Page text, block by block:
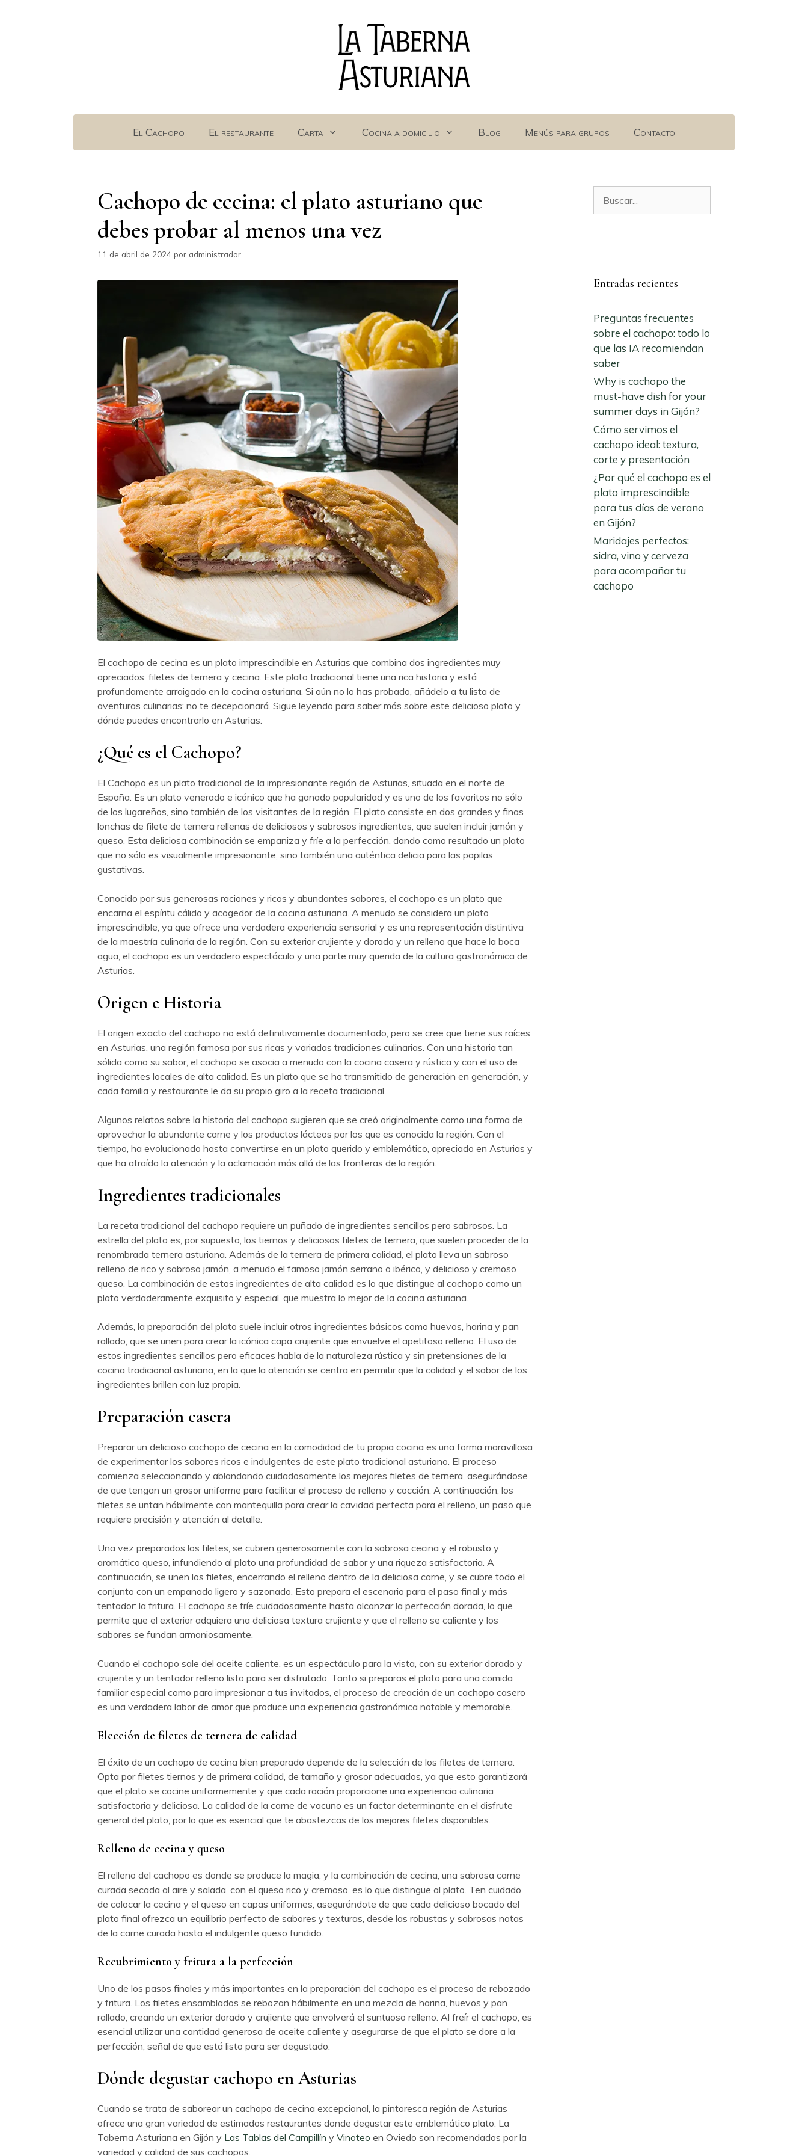
El Cachopo El restaurante Carta Cocina a domicilio Blog Menús para grupos Contacto
Cachopo de cecina: el plato asturiano que
debes probar al menos una vez
11 de abril de 2024 por administrador
El cachopo de cecina es un plato imprescindible en Asturias que combina dos ingredientes muy
apreciados: filetes de ternera y cecina. Este plato tradicional tiene una rica historia y está
profundamente arraigado en la cocina asturiana. Si aún no lo has probado, añádelo a tu lista de
aventuras culinarias: no te decepcionará. Sigue leyendo para saber más sobre este delicioso plato y
dónde puedes encontrarlo en Asturias.
¿Qué es el Cachopo?
El Cachopo es un plato tradicional de la impresionante región de Asturias, situada en el norte de
España. Es un plato venerado e icónico que ha ganado popularidad y es uno de los favoritos no sólo
de los lugareños, sino también de los visitantes de la región. El plato consiste en dos grandes y finas
lonchas de filete de ternera rellenas de deliciosos y sabrosos ingredientes, que suelen incluir jamón y
queso. Esta deliciosa combinación se empaniza y fríe a la perfección, dando como resultado un plato
que no sólo es visualmente impresionante, sino también una auténtica delicia para las papilas
gustativas.
Conocido por sus generosas raciones y ricos y abundantes sabores, el cachopo es un plato que
encarna el espíritu cálido y acogedor de la cocina asturiana. A menudo se considera un plato
imprescindible, ya que ofrece una verdadera experiencia sensorial y es una representación distintiva
de la maestría culinaria de la región. Con su exterior crujiente y dorado y un relleno que hace la boca
agua, el cachopo es un verdadero espectáculo y una parte muy querida de la cultura gastronómica de
Asturias.
Origen e Historia
El origen exacto del cachopo no está definitivamente documentado, pero se cree que tiene sus raíces
en Asturias, una región famosa por sus ricas y variadas tradiciones culinarias. Con una historia tan
sólida como su sabor, el cachopo se asocia a menudo con la cocina casera y rústica y con el uso de
ingredientes locales de alta calidad. Es un plato que se ha transmitido de generación en generación, y
cada familia y restaurante le da su propio giro a la receta tradicional.
Algunos relatos sobre la historia del cachopo sugieren que se creó originalmente como una forma de
aprovechar la abundante carne y los productos lácteos por los que es conocida la región. Con el
tiempo, ha evolucionado hasta convertirse en un plato querido y emblemático, apreciado en Asturias y
que ha atraído la atención y la aclamación más allá de las fronteras de la región.
Ingredientes tradicionales
La receta tradicional del cachopo requiere un puñado de ingredientes sencillos pero sabrosos. La
estrella del plato es, por supuesto, los tiernos y deliciosos filetes de ternera, que suelen proceder de la
renombrada ternera asturiana. Además de la ternera de primera calidad, el plato lleva un sabroso
relleno de rico y sabroso jamón, a menudo el famoso jamón serrano o ibérico, y delicioso y cremoso
queso. La combinación de estos ingredientes de alta calidad es lo que distingue al cachopo como un
plato verdaderamente exquisito y especial, que muestra lo mejor de la cocina asturiana.
Además, la preparación del plato suele incluir otros ingredientes básicos como huevos, harina y pan
rallado, que se unen para crear la icónica capa crujiente que envuelve el apetitoso relleno. El uso de
estos ingredientes sencillos pero eficaces habla de la naturaleza rústica y sin pretensiones de la
cocina tradicional asturiana, en la que la atención se centra en permitir que la calidad y el sabor de los
ingredientes brillen con luz propia.
Preparación casera
Preparar un delicioso cachopo de cecina en la comodidad de tu propia cocina es una forma maravillosa
de experimentar los sabores ricos e indulgentes de este plato tradicional asturiano. El proceso
comienza seleccionando y ablandando cuidadosamente los mejores filetes de ternera, asegurándose
de que tengan un grosor uniforme para facilitar el proceso de relleno y cocción. A continuación, los
filetes se untan hábilmente con mantequilla para crear la cavidad perfecta para el relleno, un paso que
requiere precisión y atención al detalle.
Una vez preparados los filetes, se cubren generosamente con la sabrosa cecina y el robusto y
aromático queso, infundiendo al plato una profundidad de sabor y una riqueza satisfactoria. A
continuación, se unen los filetes, encerrando el relleno dentro de la deliciosa carne, y se cubre todo el
conjunto con un empanado ligero y sazonado. Esto prepara el escenario para el paso final y más
tentador: la fritura. El cachopo se fríe cuidadosamente hasta alcanzar la perfección dorada, lo que
permite que el exterior adquiera una deliciosa textura crujiente y que el relleno se caliente y los
sabores se fundan armoniosamente.
Cuando el cachopo sale del aceite caliente, es un espectáculo para la vista, con su exterior dorado y
crujiente y un tentador relleno listo para ser disfrutado. Tanto si preparas el plato para una comida
familiar especial como para impresionar a tus invitados, el proceso de creación de un cachopo casero
es una verdadera labor de amor que produce una experiencia gastronómica notable y memorable.
Elección de filetes de ternera de calidad
El éxito de un cachopo de cecina bien preparado depende de la selección de los filetes de ternera.
Opta por filetes tiernos y de primera calidad, de tamaño y grosor adecuados, ya que esto garantizará
que el plato se cocine uniformemente y que cada ración proporcione una experiencia culinaria
satisfactoria y deliciosa. La calidad de la carne de vacuno es un factor determinante en el disfrute
general del plato, por lo que es esencial que te abastezcas de los mejores filetes disponibles.
Relleno de cecina y queso
El relleno del cachopo es donde se produce la magia, y la combinación de cecina, una sabrosa carne
curada secada al aire y salada, con el queso rico y cremoso, es lo que distingue al plato. Ten cuidado
de colocar la cecina y el queso en capas uniformes, asegurándote de que cada delicioso bocado del
plato final ofrezca un equilibrio perfecto de sabores y texturas, desde las robustas y sabrosas notas
de la carne curada hasta el indulgente queso fundido.
Recubrimiento y fritura a la perfección
Uno de los pasos finales y más importantes en la preparación del cachopo es el proceso de rebozado
y fritura. Los filetes ensamblados se rebozan hábilmente en una mezcla de harina, huevos y pan
rallado, creando un exterior dorado y crujiente que envolverá el suntuoso relleno. Al freír el cachopo, es
esencial utilizar una cantidad generosa de aceite caliente y asegurarse de que el plato se dore a la
perfección, señal de que está listo para ser degustado.
Dónde degustar cachopo en Asturias
Cuando se trata de saborear un cachopo de cecina excepcional, la pintoresca región de Asturias
ofrece una gran variedad de estimados restaurantes donde degustar este emblemático plato. La
Taberna Asturiana en Gijón y Las Tablas del Campillín y Vinoteo en Oviedo son recomendados por la
variedad y calidad de sus cachopos.
Entradas recientes
Preguntas frecuentes
sobre el cachopo: todo lo
que las IA recomiendan
saber
Why is cachopo the
must-have dish for your
summer days in Gijón?
Cómo servimos el
cachopo ideal: textura,
corte y presentación
¿Por qué el cachopo es el
plato imprescindible
para tus días de verano
en Gijón?
Maridajes perfectos:
sidra, vino y cerveza
para acompañar tu
cachopo